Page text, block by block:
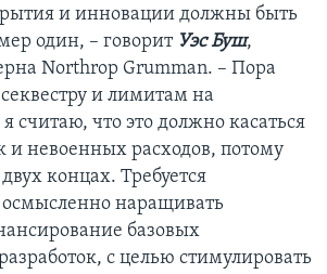
и инновации должны быть
один, – говорит Уэс Буш,
Northrop Grumman. – Пора
и лимитам на
считаю, что это должно касаться
и невоенных расходов, потому
концах. Требуется
осмысленно наращивать
базовых
с целью стимулировать